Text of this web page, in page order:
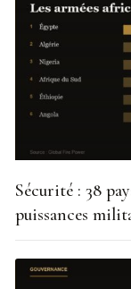
Sécurité : 38
puissances